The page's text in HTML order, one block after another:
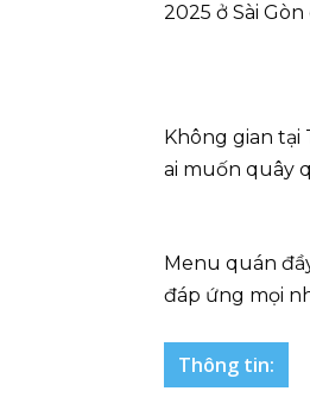
2025 ở Sài
Không gian tại
ai muốn quây
Menu quán
đáp ứng mọi
Thông tin: